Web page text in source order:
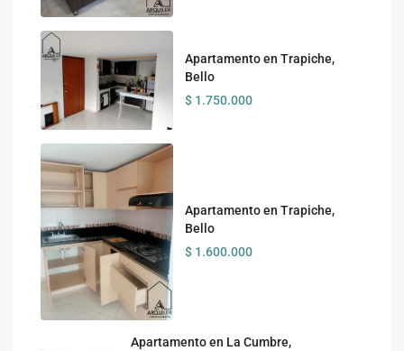
Apartamento en Trapiche,
Bello
$ 1.750.000
Apartamento en Trapiche,
Bello
$ 1.600.000
Apartamento en La Cumbre,